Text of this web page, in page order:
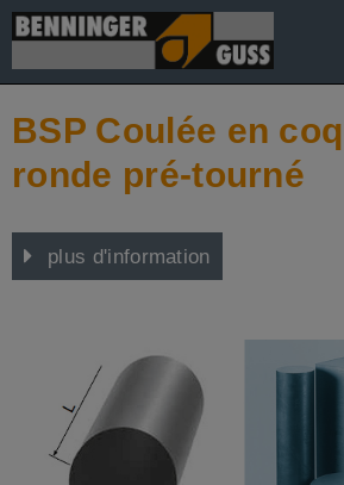
">
BSP Coulée en
ronde pré-tourné
plus d'information